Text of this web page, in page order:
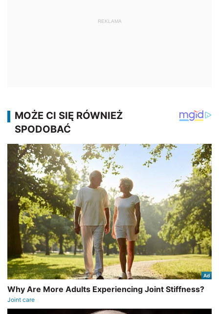
REKLAMA